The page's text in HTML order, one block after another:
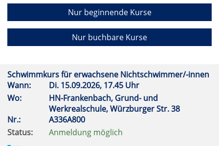
Nur beginnende Kurse
Nur buchbare Kurse
Schwimmkurs für erwachsene Nichtschwimmer/-innen
Wann:
Di. 15.09.2026, 17.45 Uhr
Wo:
HN-Frankenbach, Grund- und
Werkrealschule, Würzburger Str. 38
Nr.:
A336A800
Status:
Anmeldung möglich